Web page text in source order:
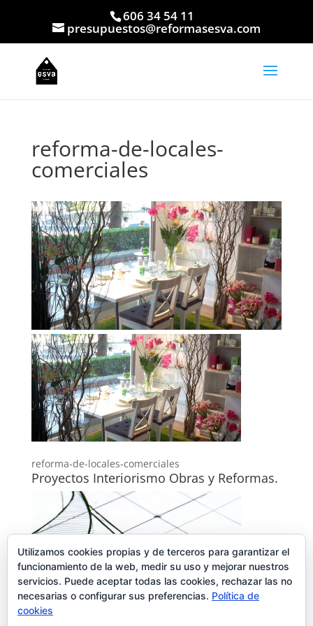
606 34 54 11
presupuestos@reformasesva.com
reforma-de-locales-
comerciales
reforma-de-locales-comerciales
Proyectos Interiorismo Obras y Reformas.
Utilizamos cookies propias y de terceros para garantizar el
funcionamiento de la web, medir su uso y mejorar nuestros
servicios. Puede aceptar todas las cookies, rechazar las no
necesarias o configurar sus preferencias. Política de
cookies